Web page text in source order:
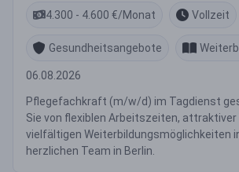
4.300 - 4.600 €/Monat
Vollzeit
Gesundheitsangebote
06.08.2026
Pflegefachkraft (m/w/d) im Tagdienst
Sie von flexiblen Arbeitszeiten, attraktiver
vielfältigen Weiterbildungsmöglichkeiten
herzlichen Team in Berlin.